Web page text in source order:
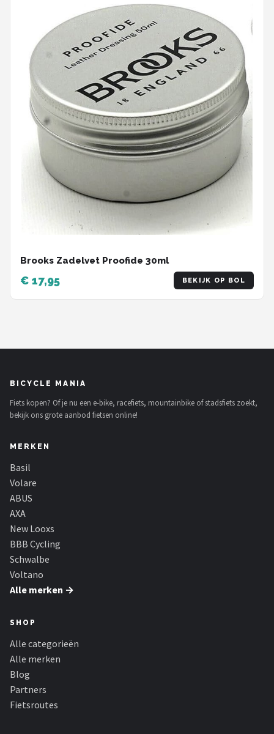
Brooks Zadelvet Proofide 30ml
€ 17,95 BEKIJK OP BOL
BICYCLE MANIA
Fiets kopen? Of je nu een e-bike, racefiets, mountainbike of stadsfiets zoekt,
bekijk ons grote aanbod fietsen online!
MERKEN
Basil
Volare
ABUS
AXA
New Looxs
BBB Cycling
Schwalbe
Voltano
Alle merken →
SHOP
Alle categorieën
Alle merken
Blog
Partners
Fietsroutes